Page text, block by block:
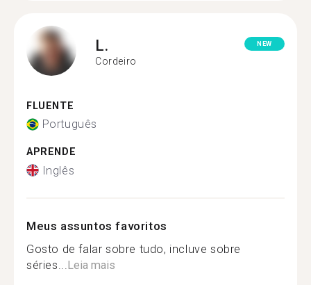
L.
Cordeiro
NEW
FLUENTE
Português
APRENDE
Inglês
Meus assuntos favoritos
Gosto de falar sobre tudo, incluve sobre
séries... Leia mais